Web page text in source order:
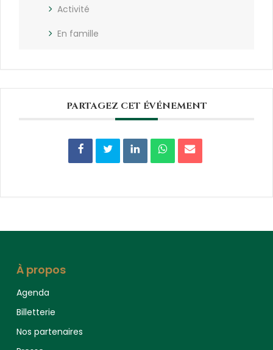
Activité
En famille
PARTAGEZ CET ÉVÉNEMENT
À propos
Agenda
Billetterie
Nos partenaires